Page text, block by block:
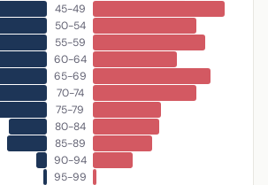
45-49
50-54
55-59
60-64
65-69
70-74
75-79
80-84
85-89
90-94
95-99